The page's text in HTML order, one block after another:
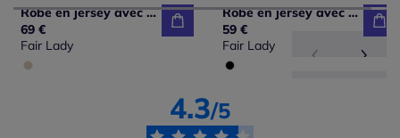
Robe en jersey avec motif nœuds et manches 3/4
69 €
Fair Lady
Robe en jersey avec imprimé léopard et coutures princesses
59 €
Fair Lady
4.3/5